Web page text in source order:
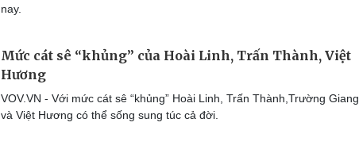
nay.
Mức cát sê “khủng” của Hoài Linh, Trấn Thành, Việt
Hương
VOV.VN - Với mức cát sê “khủng” Hoài Linh, Trấn Thành,Trường Giang
và Việt Hương có thể sống sung túc cả đời.